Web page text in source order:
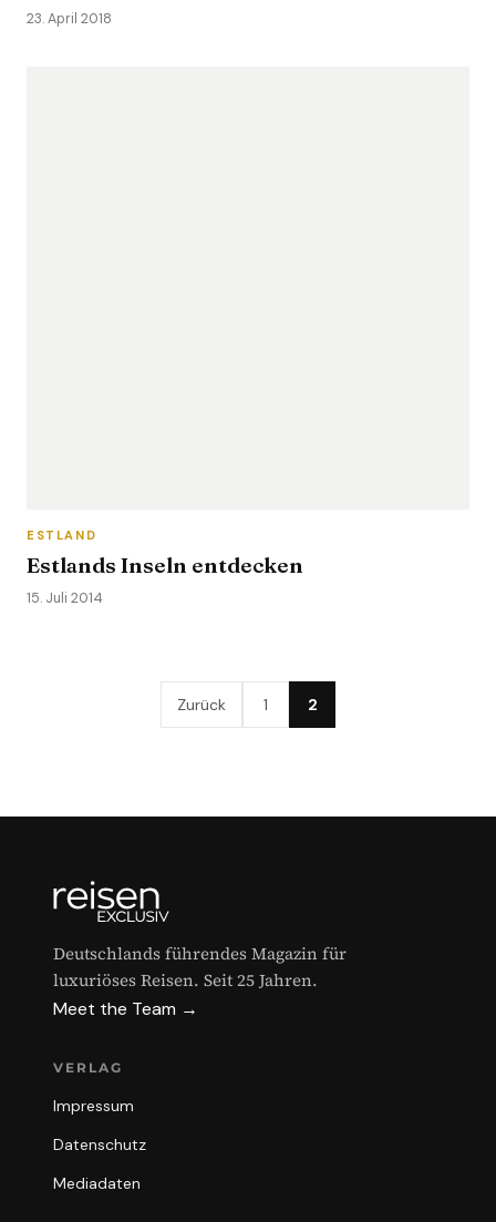
23. April 2018
ESTLAND
Estlands Inseln entdecken
15. Juli 2014
Zurück 1 2
Deutschlands führendes Magazin für
luxuriöses Reisen. Seit 25 Jahren.
Meet the Team →
VERLAG
Impressum
Datenschutz
Mediadaten